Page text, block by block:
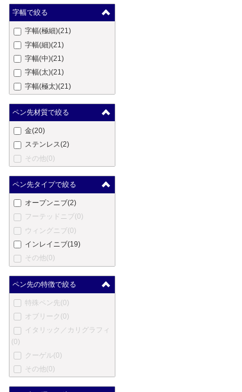
ハリー・ウィンストン(0)
エルメス(0)
英雄(0)
ハーシー(0)
伊東屋(0)
ジャン・ピエール・レピー
ヨルグ・イゼック
カンガルー
カヴェコ
(0)
コウコウボウ
クローネ(0)
ラレックス(0)
ラピタ(0)
マービートッド(0)
マスター(0)
メントモア(0)
メルリン (0)
メタフィス (0)
マイケルズファットボーイ
(0)
三菱鉛筆(0)
三越 (0)
ムーア(0)
字幅で絞る
字幅(極細)(21)
字幅(細)(21)
字幅(中)(21)
字幅(太)(21)
字幅(極太)(21)
ペン先材質で絞る
金(20)
ステンレス(2)
その他(0)
ペン先タイプで絞る
オープンニブ(2)
フーテッドニブ(0)
ウィングニブ(0)
インレイニブ(19)
その他(0)
ペン先の特徴で絞る
特殊ペン先 (0)
オブリーク (0)
イタリック／カリグラフィ
(0)
クーゲル(0)
その他(0)